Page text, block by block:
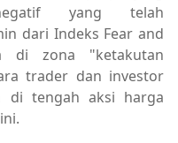
yang telah
dari Indeks Fear and
di zona "ketakutan
trader dan investor
di tengah aksi harga